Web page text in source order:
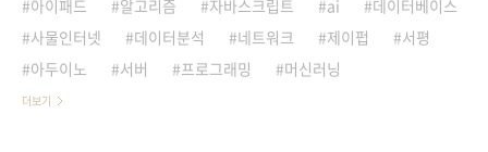
아이패드
알고리즘 자바스크립트 ai
데이터베이스
사물인터넷
데이터분석 네트워크 제이펍
서평
아두이노
서버 프로그래밍 머신러닝
더보기